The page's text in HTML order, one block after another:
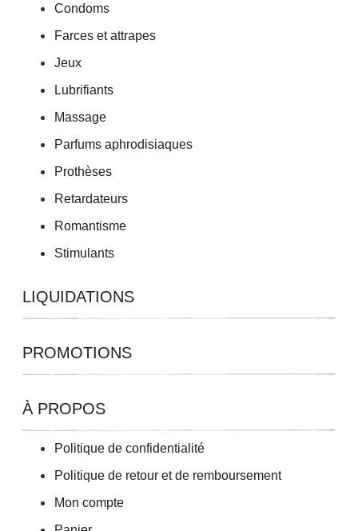
Condoms
Farces et attrapes
Jeux
Lubrifiants
Massage
Parfums aphrodisiaques
Prothèses
Retardateurs
Romantisme
Stimulants
LIQUIDATIONS
PROMOTIONS
À PROPOS
Politique de confidentialité
Politique de retour et de remboursement
Mon compte